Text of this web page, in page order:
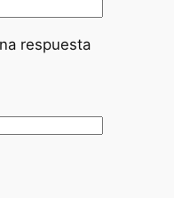
respuesta